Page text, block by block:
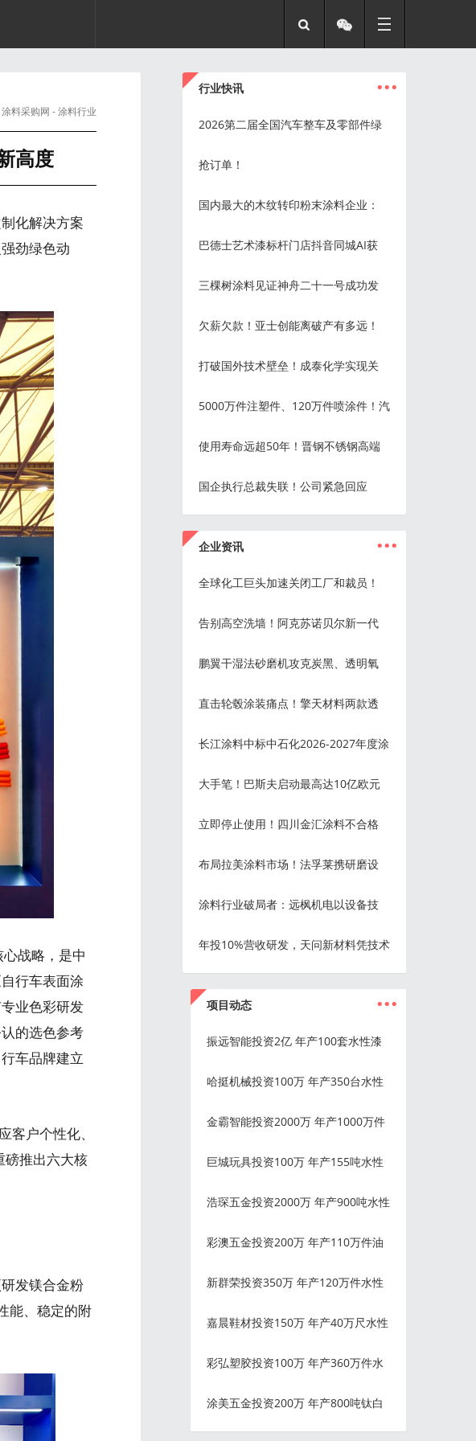
料采购网 - 涂料行业
高度
化解决方案
劲绿色动
战略，是中
行车表面涂
业色彩研发
的选色参考
车品牌建立
户个性化、
磅推出六大核
发镁合金粉
能、稳定的附
行业快讯 ...
2026第二届全国汽车整车及零部件绿
抢订单！
国内最大的木纹转印粉末涂料企业：
巴德士艺术漆标杆门店抖音同城AI获
三棵树涂料见证神舟二十一号成功发
欠薪欠款！亚士创能离破产有多远！
打破国外技术壁垒！成泰化学实现关
5000万件注塑件、120万件喷涂件！汽
使用寿命远超50年！晋钢不锈钢高端
国企执行总裁失联！公司紧急回应
企业资讯 ...
全球化工巨头加速关闭工厂和裁员！
告别高空洗墙！阿克苏诺贝尔新一代
鹏翼干湿法砂磨机攻克炭黑、透明氧
直击轮毂涂装痛点！擎天材料两款透
长江涂料中标中石化2026-2027年度涂
大手笔！巴斯夫启动最高达10亿欧元
立即停止使用！四川金汇涂料不合格
布局拉美涂料市场！法孚莱携研磨设
涂料行业破局者：远枫机电以设备技
年投10%营收研发，天问新材料凭技术
项目动态 ...
振远智能投资2亿 年产100套水性漆
哈挺机械投资100万 年产350台水性
金霸智能投资2000万 年产1000万件
巨城玩具投资100万 年产155吨水性
浩琛五金投资2000万 年产900吨水性
彩澳五金投资200万 年产110万件油
新群荣投资350万 年产120万件水性
嘉晨鞋材投资150万 年产40万尺水性
彩弘塑胶投资100万 年产360万件水
涂美五金投资200万 年产800吨钛白